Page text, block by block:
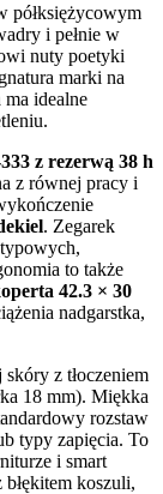
półksiężycowym
i pełnie w
nuty poetyki
marki na
idealne
z rezerwą 38 h
z równej pracy i
. Zegarek
to także
42.3 × 30
nadgarstka,
z tłoczeniem
18 mm). Miękka
rozstaw
typy zapięcia. To
i smart
koszuli,